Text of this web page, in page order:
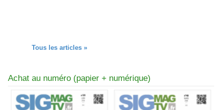
Tous les articles »
Achat au numéro (papier + numérique)